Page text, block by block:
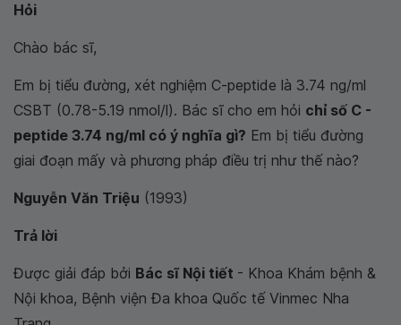
Hỏi
Chào bác sĩ,
Em bị tiểu đường, xét nghiệm C-peptide là 3.74 ng/ml
CSBT (0.78-5.19 nmol/l). Bác sĩ cho em hỏi chỉ số C -
peptide 3.74 ng/ml có ý nghĩa gì? Em bị tiểu đường
giai đoạn mấy và phương pháp điều trị như thế nào?
Nguyễn Văn Triệu (1993)
Trả lời
Được giải đáp bởi Bác sĩ Nội tiết - Khoa Khám bệnh &
Nội khoa, Bệnh viện Đa khoa Quốc tế Vinmec Nha